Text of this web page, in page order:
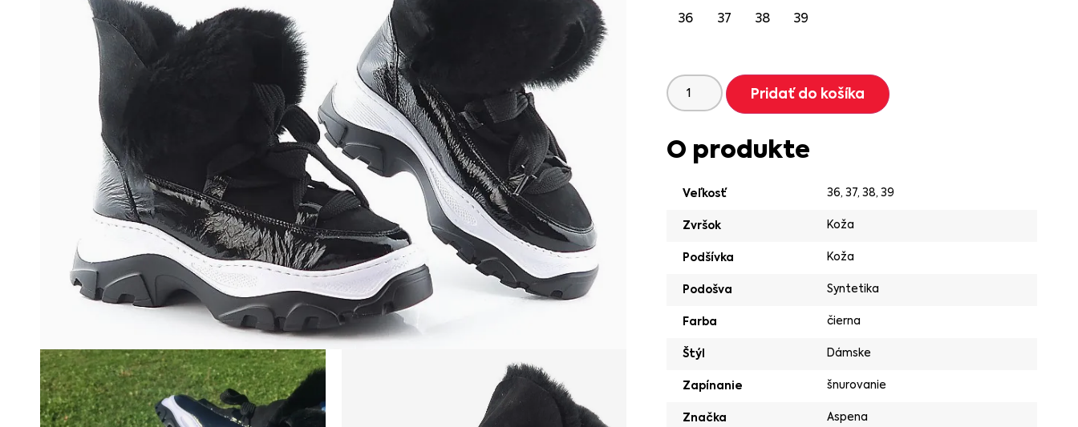
36 37 38 39
Pridať do košíka
O produkte
Veľkosť 36,37,38,39
Zvršok Koža
Podšívka Koža
Podošva Syntetika
Farba čierna
Štýl Dámske
Zapínanie šnurovanie
Značka Aspena